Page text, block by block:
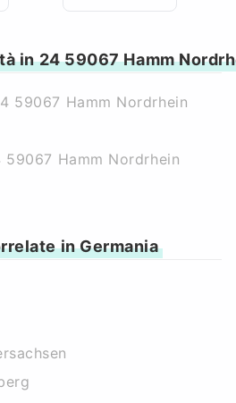
in 24 59067 Hamm
59067 Hamm Nordrhein
Hamm Nordrhein
in Germania